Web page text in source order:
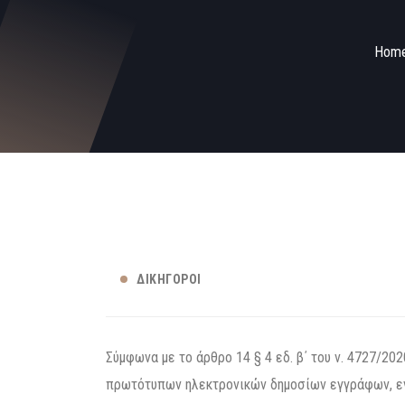
ΔΙΚΗΓΌΡΟΙ
Σύμφωνα με το άρθρο 14 § 4 εδ. β΄ του ν. 4727/
πρωτότυπων ηλεκτρονικών δημοσίων εγγράφων,